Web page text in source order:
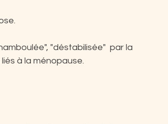
"déstabilisée"  par la
à la ménopause.